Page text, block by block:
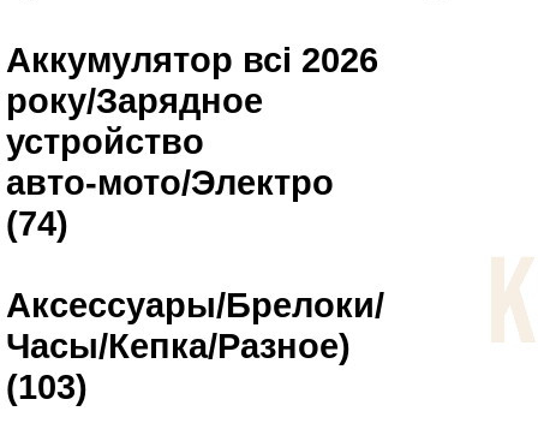
Аккумулятор всі 2026
року/Зарядное
устройство
авто-мото/Электро
(74)
Аксессуары/Брелоки/
Часы/Кепка/Разное)
(103)